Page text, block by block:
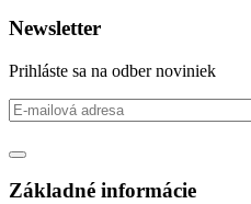
Newsletter
Prihláste sa na odber noviniek
Základné informácie